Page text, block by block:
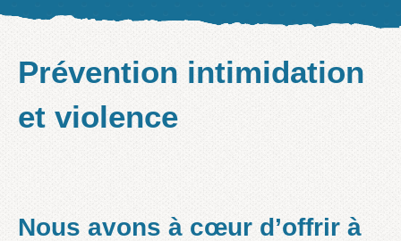
Prévention intimidation
et violence
Nous avons à cœur d’offrir à